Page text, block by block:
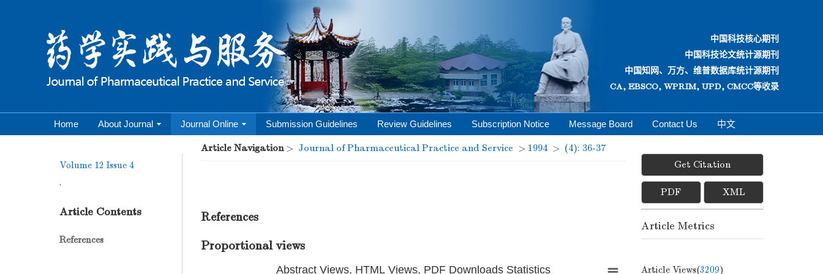
中国科技核心期刊
中国科技论文统计源期刊
中国知网、万方、维普数据库统计源期刊
CA, EBSCO, WPRIM, UPD, CMCC等收录
Home About Journal Journal Online Submission Guidelines Review Guidelines Subscription Notice Message Board Contact Us 中文
Volume 12 Issue 4
.
Article Contents
References
Article Navigation> Journal of Pharmaceutical Practice and Service > 1994 > (4): 36-37
References
Proportional views
Abstract Views, HTML Views, PDF Downloads Statistics
Get Citation
PDF XML
Article Metrics
Article Views(3209)